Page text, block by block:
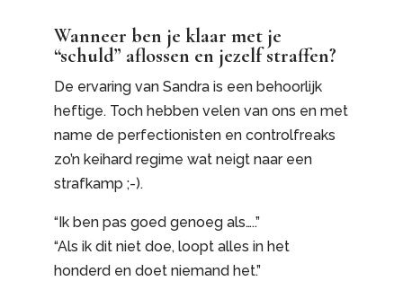
Wanneer ben je klaar met je
“schuld” aflossen en jezelf straffen?
De ervaring van Sandra is een behoorlijk
heftige. Toch hebben velen van ons en met
name de perfectionisten en controlfreaks
zo’n keihard regime wat neigt naar een
strafkamp ;-).
“Ik ben pas goed genoeg als…..”
“Als ik dit niet doe, loopt alles in het
honderd en doet niemand het.”